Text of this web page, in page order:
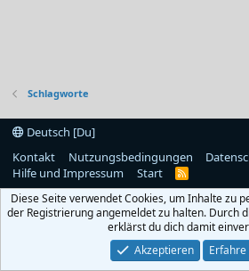
Schlagworte
Deutsch [Du]
Kontakt
Nutzungsbedingungen
Hilfe und Impressum
Start
R
S
Diese Seite verwendet Cookies, um Inhalte zu
der Registrierung angemeldet zu halten. Durch
erklärst du dich damit
Akzeptieren